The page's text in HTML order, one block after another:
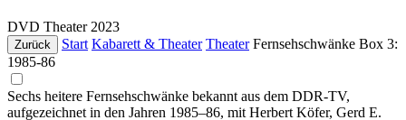
DVD Theater 2023
Zurück Start Kabarett & Theater Theater Fernsehschwänke Box 3:
1985-86
Sechs heitere Fernsehschwänke bekannt aus dem DDR-TV,
aufgezeichnet in den Jahren 1985–86, mit Herbert Köfer, Gerd E.